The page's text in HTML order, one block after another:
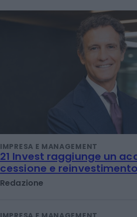
IMPRESA E MANAGEMENT
21 Invest raggiunge un
cessione e
Redazione